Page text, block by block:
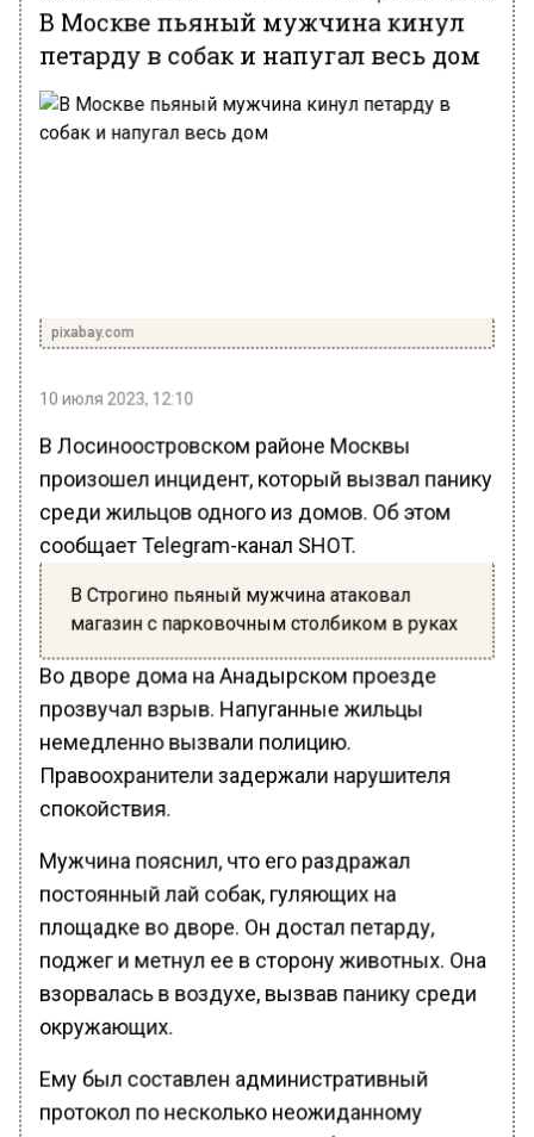
В Москве пьяный мужчина кинул
петарду в собак и напугал весь дом
pixabay.com
10 июля 2023, 12:10
В Лосиноостровском районе Москвы
произошел инцидент, который вызвал панику
среди жильцов одного из домов. Об этом
сообщает Telegram-канал SHOT.
В Строгино пьяный мужчина атаковал
магазин с парковочным столбиком в руках
Во дворе дома на Анадырском проезде
прозвучал взрыв. Напуганные жильцы
немедленно вызвали полицию.
Правоохранители задержали нарушителя
спокойствия.
Мужчина пояснил, что его раздражал
постоянный лай собак, гуляющих на
площадке во дворе. Он достал петарду,
поджег и метнул ее в сторону животных. Она
взорвалась в воздухе, вызвав панику среди
окружающих.
Ему был составлен административный
протокол по несколько неожиданному